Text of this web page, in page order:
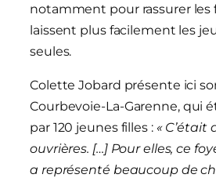
notamment pour rassurer les
laissent plus facilement les
seules.
Colette Jobard présente ici
Courbevoie-La-Garenne, qui
par 120 jeunes filles : « C’était
ouvrières. […] Pour elles, ce
a représenté beaucoup de